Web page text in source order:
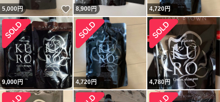
5,000円 いいね！
8,900円 4,720円
9,000円 4,720円 4,780円